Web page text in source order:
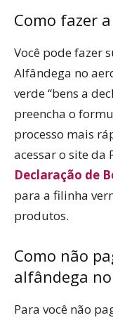
Como fazer
Você pode fazer
Alfândega no
verde “bens a
preencha o
processo mais
acessar o site da
Declaração de
para a filinha
produtos.
Como não
alfândega
Para você não